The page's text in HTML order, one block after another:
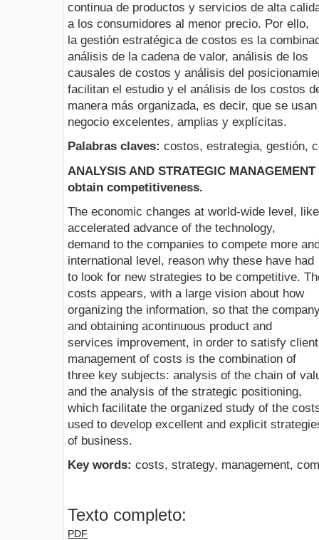
continua de productos y servicios de alta
a los consumidores al menor precio. Por ello,
la gestión estratégica de costos es la
análisis de la cadena de valor, análisis de los
causales de costos y análisis del
facilitan el estudio y el análisis de los costos
manera más organizada, es decir, que se
negocio excelentes, amplias y explícitas.
Palabras claves: costos, estrategia, gestión,
ANALYSIS AND STRATEGIC
obtain competitiveness.
The economic changes at world-wide level,
accelerated advance of the technology,
demand to the companies to compete more
international level, reason why these have had
to look for new strategies to be competitive.
costs appears, with a large vision about how
organizing the information, so that the
and obtaining acontinuous product and
services improvement, in order to satisfy
management of costs is the combination of
three key subjects: analysis of the chain of
and the analysis of the strategic positioning,
which facilitate the organized study of the
used to develop excellent and explicit
of business.
Key words: costs, strategy, management,
Texto completo:
PDF